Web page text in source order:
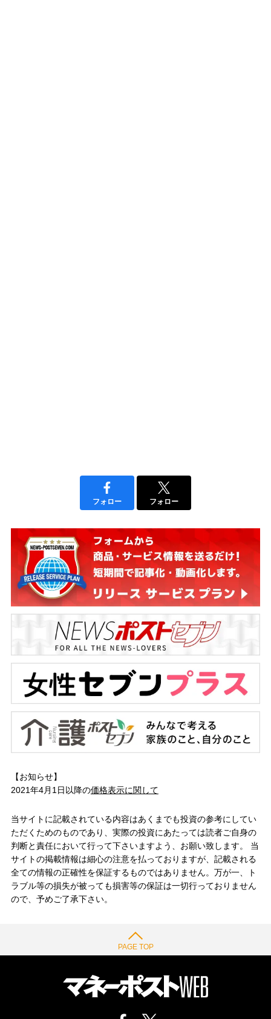
フォロー フォロー
【お知らせ】
2021年4月1日以降の価格表示に関して
当サイトに記載されている内容はあくまでも投資の参考にしてい
ただくためのものであり、実際の投資にあたっては読者ご自身の
判断と責任において行って下さいますよう、お願い致します。 当
サイトの掲載情報は細心の注意を払っておりますが、記載される
全ての情報の正確性を保証するものではありません。万が一、ト
ラブル等の損失が被っても損害等の保証は一切行っておりません
ので、予めご了承下さい。
PAGE TOP